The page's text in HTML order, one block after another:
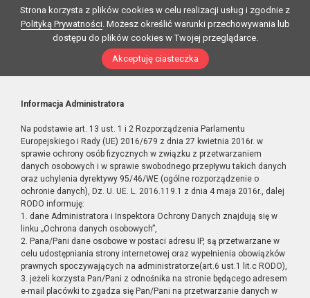
Strona korzysta z plików cookies w celu realizacji usług i zgodnie z
Polityką Prywatności. Możesz określić warunki przechowywania lub
dostępu do plików cookies w Twojej przeglądarce.
Akceptuję ciasteczka
Informacja Administratora
Na podstawie art. 13 ust. 1 i 2 Rozporządzenia Parlamentu
Europejskiego i Rady (UE) 2016/679 z dnia 27 kwietnia 2016r. w
sprawie ochrony osób fizycznych w związku z przetwarzaniem
danych osobowych i w sprawie swobodnego przepływu takich danych
oraz uchylenia dyrektywy 95/46/WE (ogólne rozporządzenie o
ochronie danych), Dz. U. UE. L. 2016.119.1 z dnia 4 maja 2016r., dalej
RODO informuję:
1. dane Administratora i Inspektora Ochrony Danych znajdują się w
linku „Ochrona danych osobowych”,
2. Pana/Pani dane osobowe w postaci adresu IP, są przetwarzane w
celu udostępniania strony internetowej oraz wypełnienia obowiązków
prawnych spoczywających na administratorze(art.6 ust.1 lit.c RODO),
3. jeżeli korzysta Pan/Pani z odnośnika na stronie będącego adresem
e-mail placówki to zgadza się Pan/Pani na przetwarzanie danych w